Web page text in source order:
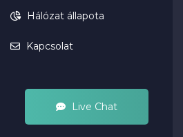
Hálózat állapota
Kapcsolat
Live Chat